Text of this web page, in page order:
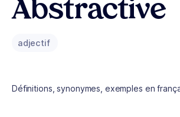
Abstractive
adjectif
Définitions, synonymes, exemples en